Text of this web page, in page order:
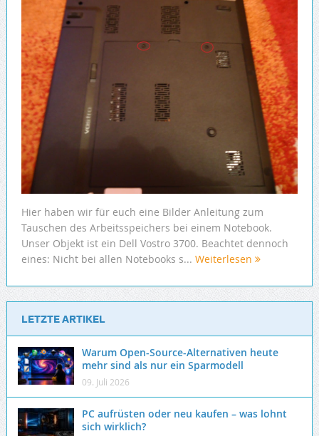
Hier haben wir für euch eine Bilder Anleitung zum
Tauschen des Arbeitsspeichers bei einem Notebook.
Unser Objekt ist ein Dell Vostro 3700. Beachtet dennoch
eines: Nicht bei allen Notebooks s... Weiterlesen
LETZTE ARTIKEL
Warum Open-Source-Alternativen heute
mehr sind als nur ein Sparmodell
09. Juli 2026
PC aufrüsten oder neu kaufen – was lohnt
sich wirklich?